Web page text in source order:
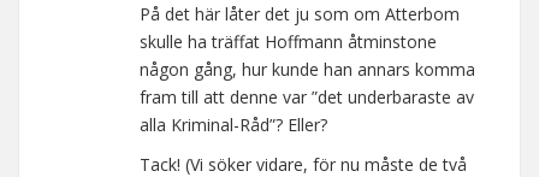
På det här låter det ju som om Atterbom
skulle ha träffat Hoffmann åtminstone
någon gång, hur kunde han annars komma
fram till att denne var ”det underbaraste av
alla Kriminal-Råd”? Eller?
Tack! (Vi söker vidare, för nu måste de två